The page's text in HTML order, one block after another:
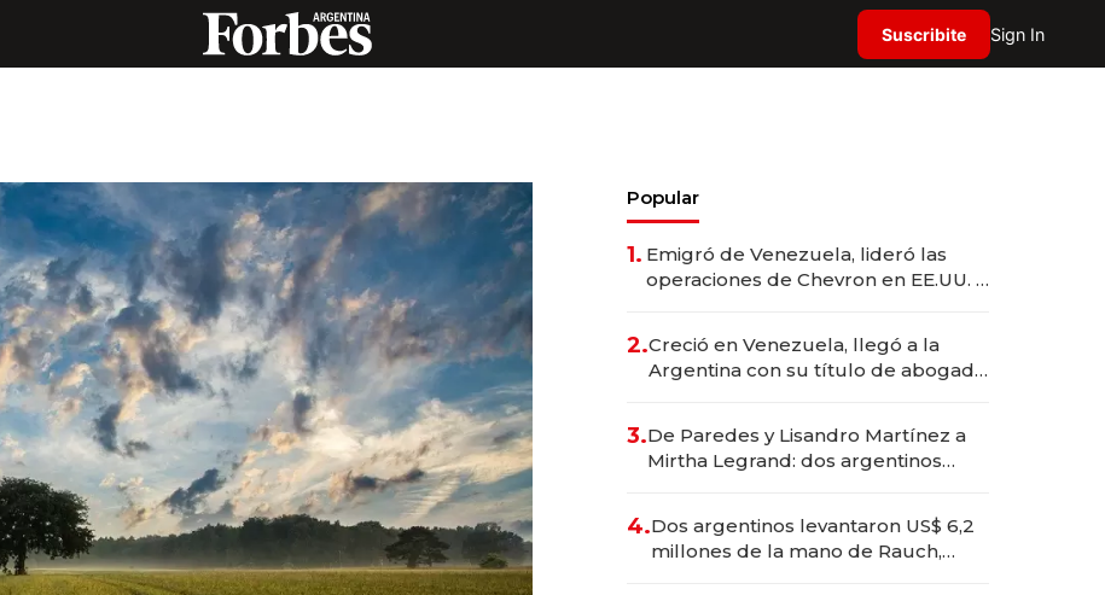
Suscribite Sign In
Popular
1. Emigró de Venezuela, lideró las
operaciones de Chevron en EE.UU. y
2.Creció en Venezuela, llegó a la
Argentina con su título de abogado
marcas "fast premium"
3.De Paredes y Lisandro Martínez a
Mirtha Legrand: dos argentinos
deportivo y el cuidado corporal
4.Dos argentinos levantaron US$ 6,2
millones de la mano de Rauch,